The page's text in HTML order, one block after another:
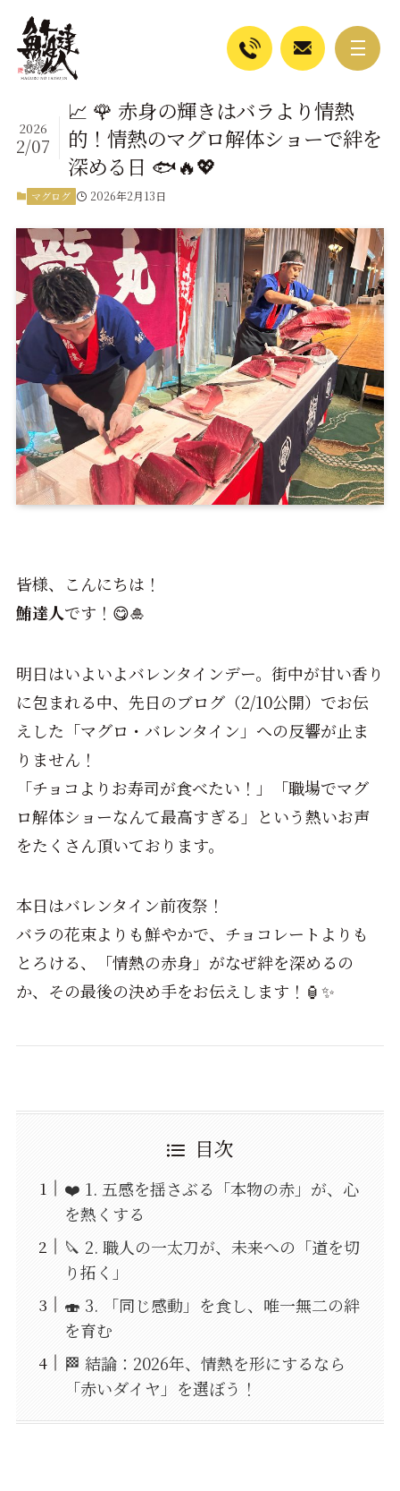
📈 🌹 赤身の輝きはバラより情熱
的！情熱のマグロ解体ショーで絆を
深める日 🐟🔥💖
2026
2/07
マグログ 2026年2月13日
皆様、こんにちは！
鮪達人です！😋🎍
明日はいよいよバレンタインデー。街中が甘い香り
に包まれる中、先日のブログ（2/10公開）でお伝
えした「マグロ・バレンタイン」への反響が止ま
りません！
「チョコよりお寿司が食べたい！」「職場でマグ
ロ解体ショーなんて最高すぎる」という熱いお声
をたくさん頂いております。
本日はバレンタイン前夜祭！
バラの花束よりも鮮やかで、チョコレートよりも
とろける、「情熱の赤身」がなぜ絆を深めるの
か、その最後の決め手をお伝えします！🏮✨
目次
❤️ 1. 五感を揺さぶる「本物の赤」が、心
を熱くする
🔪 2. 職人の一太刀が、未来への「道を切
り拓く」
🍣 3. 「同じ感動」を食し、唯一無二の絆
を育む
🏁 結論：2026年、情熱を形にするなら
「赤いダイヤ」を選ぼう！